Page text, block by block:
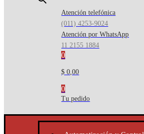
Atención telefónica
(011) 4253-9024
Atención por WhatsApp
11 2155 1884
0
$ 0,00
0
Tu pedido